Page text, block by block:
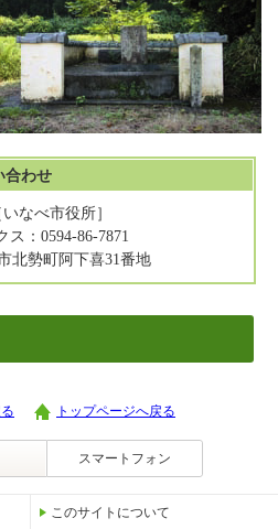
合わせ
いなべ市役所］
ス：0594-86-7871
北勢町阿下喜31番地
トップページへ戻る
スマートフォン
このサイトについて